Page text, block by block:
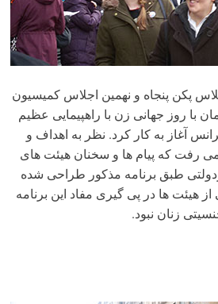
از اجلاس پکن پنجاه و نهمین اجلاس کمیسیون
با روز جهانی زن با راهپیمایی عظیم
آغاز به کار کرد. نظر به اهداف و
می رفت که پیام ها و سخنان هیئت های
طبق برنامه مذکور طراحی شده
هیئت ها در پی گیری مفاد این برنامه
زنان نبود.